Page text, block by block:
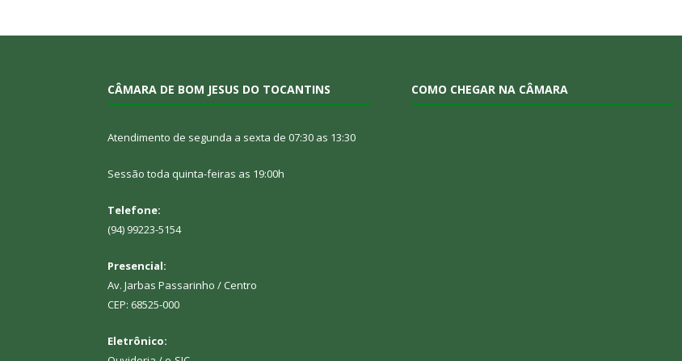
CÂMARA DE BOM JESUS DO TOCANTINS
Atendimento de segunda a sexta de 07:30 as 13:30
Sessão toda quinta-feiras as 19:00h
Telefone:
(94) 99223-5154
Presencial:
Av. Jarbas Passarinho / Centro
CEP: 68525-000
Eletrônico:
COMO CHEGAR NA CÂMARA